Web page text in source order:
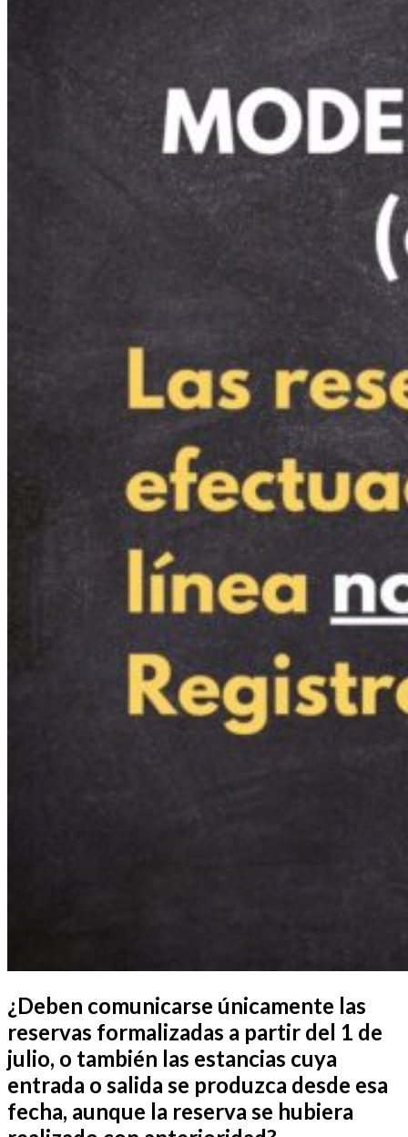
¿Deben comunicarse únicamente las
reservas formalizadas a partir del 1 de
julio, o también las estancias cuya
entrada o salida se produzca desde esa
fecha, aunque la reserva se hubiera